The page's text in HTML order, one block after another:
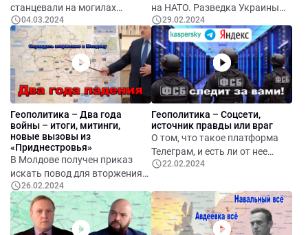
станцевали на могилах
одесских детей. Алкогном
Медведев поделил Украину.
Массовая потеря самолетов
РФ продолжается. НАТО
проводит большие учения на
границы РФ. Что означает
утечка в сеть разговоров
немецких военных.
Навальный послесловие.
04.03.2024
на НАТО. Разведка Украины
про спецоперацию "Майдан –
3". Армения изъявила желание
вступить в ЕС. Госдума РФ
убивает оппозиционные СМИ.
Реклама в Телеграм, но не для
всех.
29.02.2024
Геополитика – Два года
войны – итоги, митинги,
новые вызовы из
«Приднестровья»
В Молдове получен приказ
искать повод для вторжения
России. В Приднестровье
готовятся. Сбит очередной
сверхдорогой самолет ВКС
РФ. Венгры воткнули нож в
26.02.2024
Геополитика – Соцсети,
источник правды или враг
О том, что такое платформа
Телеграм, и есть ли от нее
какая-то опасность.
интернет. Касперский и Яндек,
сотрудничество с ФСБ.
Практические советы.
22.02.2024